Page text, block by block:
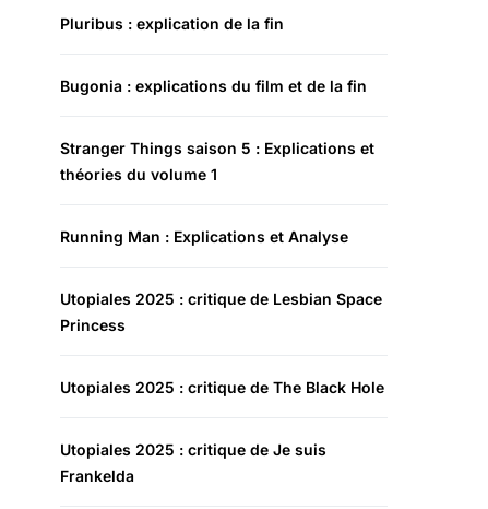
Pluribus : explication de la fin
Bugonia : explications du film et de la fin
Stranger Things saison 5 : Explications et
théories du volume 1
Running Man : Explications et Analyse
Utopiales 2025 : critique de Lesbian Space
Princess
Utopiales 2025 : critique de The Black Hole
Utopiales 2025 : critique de Je suis
Frankelda